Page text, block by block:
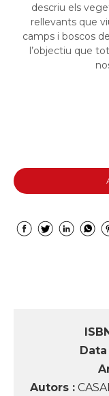
descriu els
rellevants que
camps i boscos
l’objectiu que
Autors :